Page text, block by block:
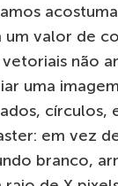
um valor de
não
uma
círculos,
em vez
branco,